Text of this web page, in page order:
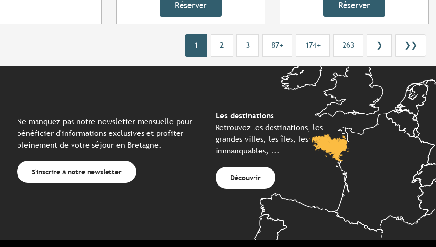
Réserver Réserver
1 2 3 87+ 174+ 263 ❯ ❯❯
Ne manquez pas notre newsletter mensuelle pour
bénéficier d'informations exclusives et profiter
pleinement de votre séjour en Bretagne.
S'inscrire à notre newsletter
Les destinations
Retrouvez les destinations, les
grandes villes, les îles, les
immanquables, ...
Découvrir